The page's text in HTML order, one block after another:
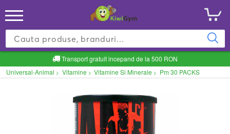
Transport gratuit incepand de la 500 RON
Universal-Animal > Vitamine > Vitamine Si Minerale > Pm 30 PACKS